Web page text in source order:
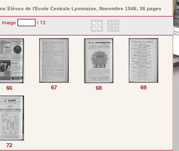
Elèves de l'Ecole Centrale Lyonnaise, Novembre 1946, 36 pages
Image / 72
66 67 68 69
72